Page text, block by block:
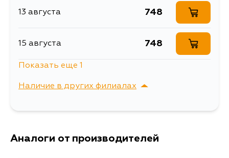
Расширенное описание
Сайлентблок рычага
задней подвески
Ширина упаковки, мм
13 августа 748
15 августа 748
Показать еще 1
Наличие в других филиалах
г. Владивосток,
Аналоги от производителей